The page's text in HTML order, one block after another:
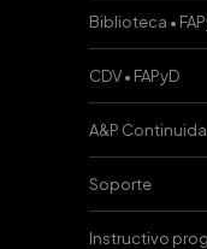
Biblioteca •
CDV • FAPyD
A&P
Soporte
Instructivo